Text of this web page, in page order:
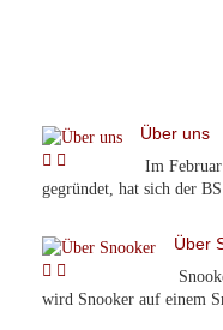
Über uns
Im
gegründet, hat sich der
Über
wird Snooker auf einem